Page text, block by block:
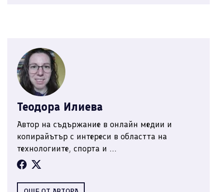
Теодора Илиева
Автор на съдържание в онлайн медии и
копирайътър с интереси в областта на
технологиите, спорта и ...